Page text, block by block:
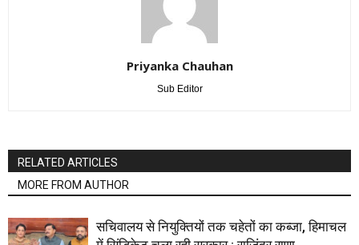
Priyanka Chauhan
Sub Editor
RELATED ARTICLES
MORE FROM AUTHOR
सचिवालय से नियुक्तियों तक चहेतों का कब्जा, हिमाचल